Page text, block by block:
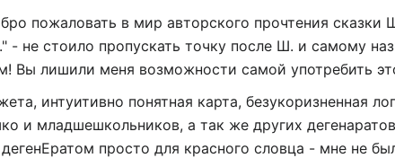
пожаловать в мир авторского прочтения сказки
- не стоило пропускать точку после Ш. и самому
лишили меня возможности самой употребить
интуитивно понятная карта, безукоризненная
и младшешкольников, а так же других
просто для красного словца - мне не